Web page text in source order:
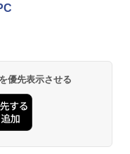
優先表示させる